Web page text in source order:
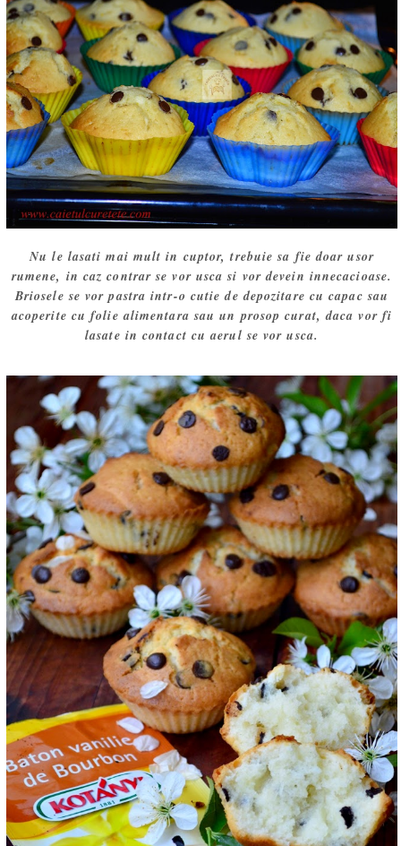
Nu le lasati mai mult in cuptor, trebuie sa fie doar usor
rumene, in caz contrar se vor usca si vor devein innecacioase.
Briosele se vor pastra intr-o cutie de depozitare cu capac sau
acoperite cu folie alimentara sau un prosop curat, daca vor fi
lasate in contact cu aerul se vor usca.